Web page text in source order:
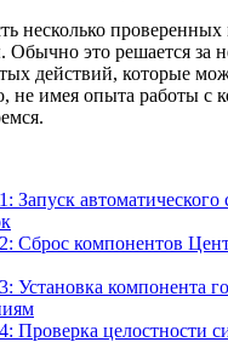
несколько
Обычно это решается за
действий, которые
не имея опыта работы с
Запуск автоматического
Сброс компонентов
Установка компонента
Проверка целостности